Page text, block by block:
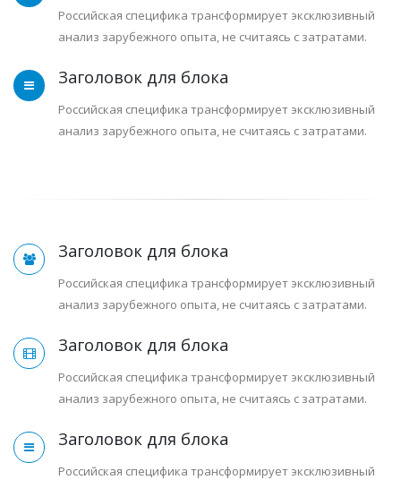
Российская специфика трансформирует эксклюзивный
анализ зарубежного опыта, не считаясь с затратами.
Заголовок для блока
Российская специфика трансформирует эксклюзивный
анализ зарубежного опыта, не считаясь с затратами.
Заголовок для блока
Российская специфика трансформирует эксклюзивный
анализ зарубежного опыта, не считаясь с затратами.
Заголовок для блока
Российская специфика трансформирует эксклюзивный
анализ зарубежного опыта, не считаясь с затратами.
Заголовок для блока
Российская специфика трансформирует эксклюзивный